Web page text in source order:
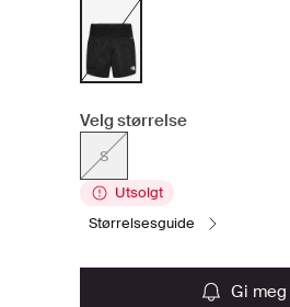
Velg størrelse
S
Utsolgt
størrelsesguide
gi